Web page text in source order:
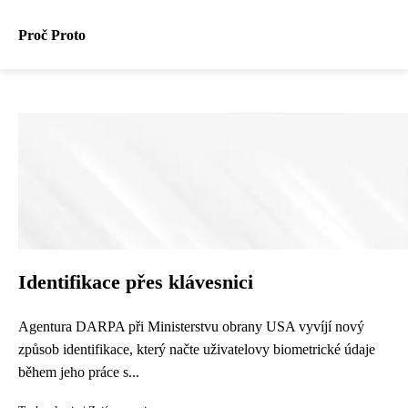
Proč Proto
Identifikace přes klávesnici
Agentura DARPA při Ministerstvu obrany USA vyvíjí nový
způsob identifikace, který načte uživatelovy biometrické údaje
během jeho práce s...